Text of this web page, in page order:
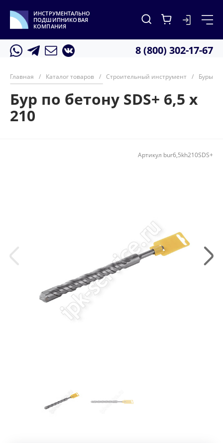
ИНСТРУМЕНТАЛЬНО
ПОДШИПНИКОВАЯ
КОМПАНИЯ
8 (800) 302-17-67
Главная / Каталог товаров / Строительный инструмент / Буры
Бур по бетону SDS+ 6,5 х
210
Артикул bur6,5kh210SDS+